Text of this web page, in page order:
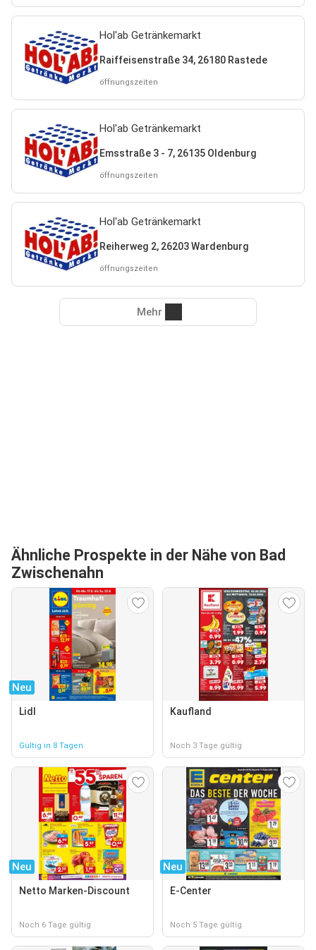
Hol'ab Getränkemarkt
Raiffeisenstraße 34, 26180 Rastede
öffnungszeiten
Hol'ab Getränkemarkt
Emsstraße 3 - 7, 26135 Oldenburg
öffnungszeiten
Hol'ab Getränkemarkt
Reiherweg 2, 26203 Wardenburg
öffnungszeiten
Mehr
Ähnliche Prospekte in der Nähe von Bad
Zwischenahn
Neu
Lidl
Gültig in 8 Tagen
Kaufland
Noch 3 Tage gültig
Neu
Netto Marken-Discount
Noch 6 Tage gültig
Neu
E-Center
Noch 5 Tage gültig